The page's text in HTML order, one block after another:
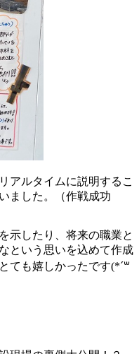
アルタイムに説明するこ
ました。（作戦成功
示したり、将来の職業と
という思いを込めて作成
ても嬉しかったです(*´꒳